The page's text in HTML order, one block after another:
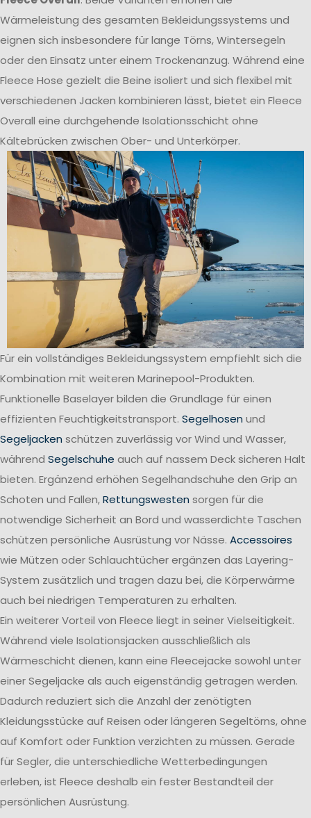
Wärmeleistung des gesamten Bekleidungssystems und
eignen sich insbesondere für lange Törns, Wintersegeln
oder den Einsatz unter einem Trockenanzug. Während eine
Fleece Hose gezielt die Beine isoliert und sich flexibel mit
verschiedenen Jacken kombinieren lässt, bietet ein Fleece
Overall eine durchgehende Isolationsschicht ohne
Kältebrücken zwischen Ober- und Unterkörper.
Für ein vollständiges Bekleidungssystem empfiehlt sich die
Kombination mit weiteren Marinepool-Produkten.
Funktionelle Baselayer bilden die Grundlage für einen
effizienten Feuchtigkeitstransport. Segelhosen und
Segeljacken schützen zuverlässig vor Wind und Wasser,
während Segelschuhe auch auf nassem Deck sicheren Halt
bieten. Ergänzend erhöhen Segelhandschuhe den Grip an
Schoten und Fallen,Rettungswesten sorgen für die
notwendige Sicherheit an Bord und wasserdichte Taschen
schützen persönliche Ausrüstung vor Nässe. Accessoires
wie Mützen oder Schlauchtücher ergänzen das Layering-
System zusätzlich und tragen dazu bei, die Körperwärme
auch bei niedrigen Temperaturen zu erhalten.
Ein weiterer Vorteil von Fleece liegt in seiner Vielseitigkeit.
Während viele Isolationsjacken ausschließlich als
Wärmeschicht dienen, kann eine Fleecejacke sowohl unter
einer Segeljacke als auch eigenständig getragen werden.
Dadurch reduziert sich die Anzahl der zenötigten
Kleidungsstücke auf Reisen oder längeren Segeltörns, ohne
auf Komfort oder Funktion verzichten zu müssen. Gerade
für Segler, die unterschiedliche Wetterbedingungen
erleben, ist Fleece deshalb ein fester Bestandteil der
persönlichen Ausrüstung.